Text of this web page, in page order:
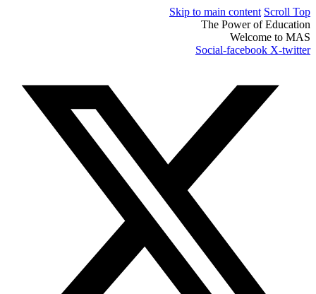
Skip to main content Scroll Top
The Power of Education
Welcome to MAS
Social-facebook X-twitter